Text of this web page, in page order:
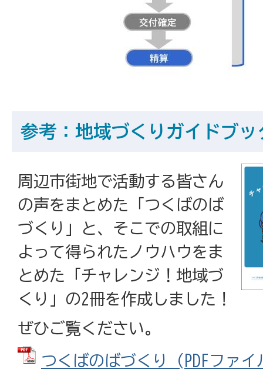
参考：地域づくりガイドブッ
周辺市街地で活動する皆さん
の声をまとめた「つくばのば
づくり」と、そこでの取組に
よって得られたノウハウをま
とめた「チャレンジ！地域づ
くり」の2冊を作成しました！
ぜひご覧ください。
つくばのばづくり (PDFファ